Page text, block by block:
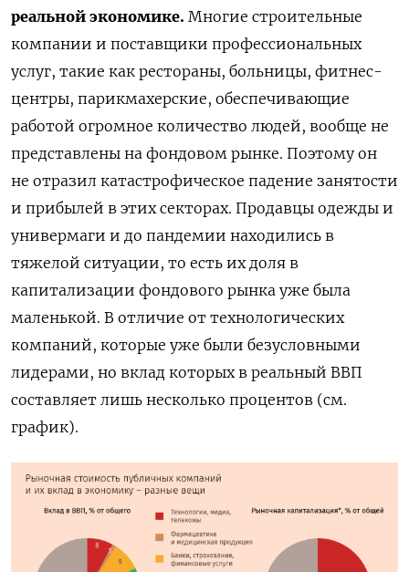
реальной экономике. Многие строительные
компании и поставщики профессиональных
услуг, такие как рестораны, больницы, фитнес-
центры, парикмахерские, обеспечивающие
работой огромное количество людей, вообще не
представлены на фондовом рынке. Поэтому он
не отразил катастрофическое падение занятости
и прибылей в этих секторах. Продавцы одежды и
универмаги и до пандемии находились в
тяжелой ситуации, то есть их доля в
капитализации фондового рынка уже была
маленькой. В отличие от технологических
компаний, которые уже были безусловными
лидерами, но вклад которых в реальный ВВП
составляет лишь несколько процентов (см.
график).